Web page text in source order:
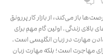
باز می‌کند، از بازار کار پر‌رونق
بالای زندگی. اولین گام مهم برای
مهارت در زبان انگلیسی است.
مهاجرت است؛ بلکه مهارت زبان